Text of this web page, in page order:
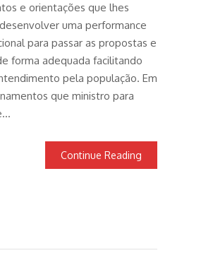
e orientações que lhes
uma performance
para passar as propostas e
forma adequada facilitando
pela população. Em
que ministro para
Continue Reading